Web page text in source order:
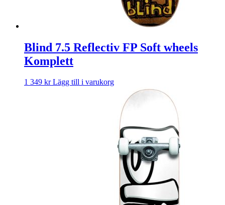
Blind 7.5 Reflectiv FP Soft wheels
Komplett
1 349 kr Lägg till i varukorg